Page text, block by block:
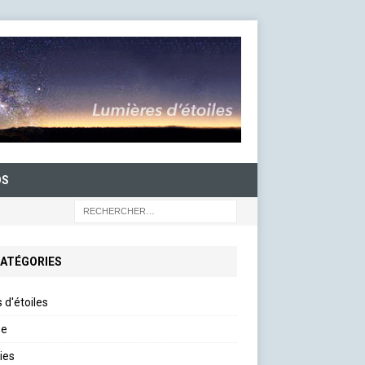
d'étoiles